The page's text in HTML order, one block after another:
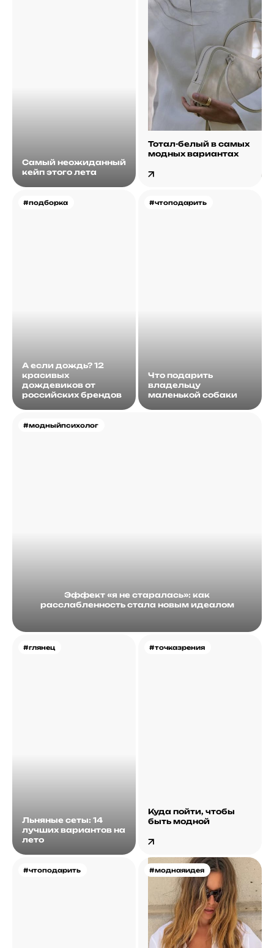
Самый неожиданный
кейп этого лета
Тотал-белый в самых
модных вариантах
#подборка
А если дождь? 12
красивых
дождевиков от
российских брендов
#модныйпсихолог
Эффект «я не старалась»: как
расслабленность стала новым идеалом
#чтоподарить
Что подарить
владельцу
маленькой собаки
#глянец
Льняные сеты: 14
лучших вариантов на
лето
#точказрения
Куда пойти, чтобы
быть модной
#чтоподарить #моднаяидея